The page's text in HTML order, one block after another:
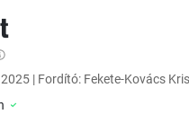
| Fordító: Fekete-Kovács